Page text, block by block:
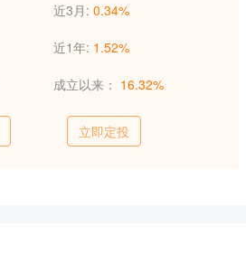
近3月: 0.34%
近1年: 1.52%
成立以来： 16.32%
立即定投